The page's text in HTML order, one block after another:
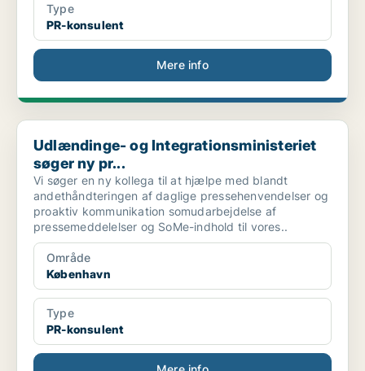
Type
PR-konsulent
Mere info
Udlændinge- og Integrationsministeriet søger ny pr...
Udlændinge- og Integrationsministeriet
søger ny pr...
Vi søger en ny kollega til at hjælpe med blandt
andethåndteringen af daglige pressehenvendelser og
proaktiv kommunikation somudarbejdelse af
pressemeddelelser og SoMe-indhold til vores..
Område
København
Type
PR-konsulent